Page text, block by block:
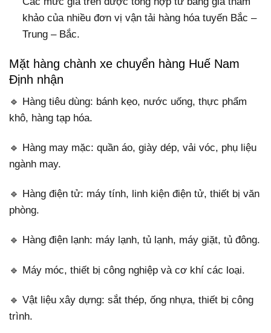
khảo của nhiều đơn vị vận tải hàng hóa tuyến Bắc –
Trung – Bắc.
Mặt hàng chành xe chuyển hàng Huế Nam
Định nhận
🔹 Hàng tiêu dùng: bánh kẹo, nước uống, thực phẩm
khô, hàng tạp hóa.
🔹 Hàng may mặc: quần áo, giày dép, vải vóc, phụ liệu
ngành may.
🔹 Hàng điện tử: máy tính, linh kiện điện tử, thiết bị văn
phòng.
🔹 Hàng điện lạnh: máy lạnh, tủ lạnh, máy giặt, tủ đông.
🔹 Máy móc, thiết bị công nghiệp và cơ khí các loại.
🔹 Vật liệu xây dựng: sắt thép, ống nhựa, thiết bị công
trình.